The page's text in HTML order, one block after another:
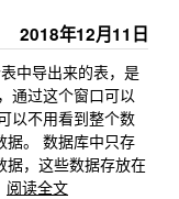
2018年12月11日
中导出来的表，是
通过这个窗口可以
以不用看到整个数
据。 数据库中只存
据，这些数据存放在
阅读全文